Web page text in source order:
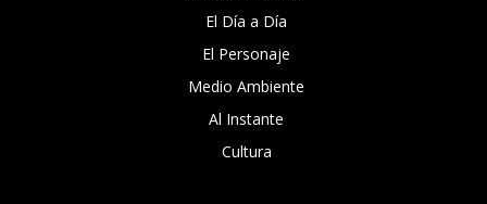
El Día a Día
El Personaje
Medio Ambiente
Al Instante
Cultura